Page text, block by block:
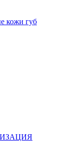
кожи губ